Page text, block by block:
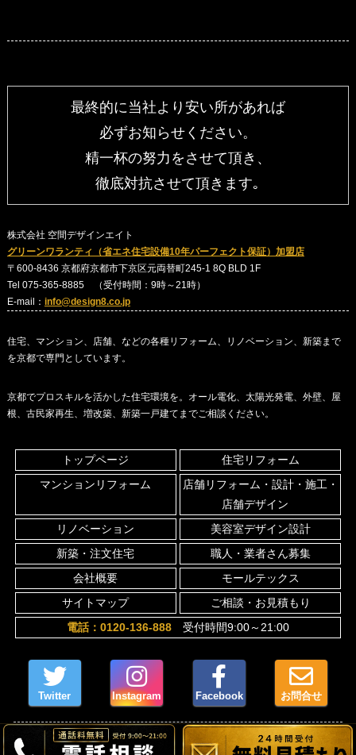
最終的に当社より安い所があれば
必ずお知らせください。
精一杯の努力をさせて頂き、
徹底対抗させて頂きます｡
株式会社 空間デザインエイト
グリーンワランティ（省エネ住宅設備10年パーフェクト保証）加盟店
〒600-8436 京都府京都市下京区元両替町245-1 8Q BLD 1F
Tel 075-365-8885 （受付時間：9時～21時）
E-mail： info@design8.co.jp
住宅、マンション、店舗、などの各種リフォーム、リノベーション、新築まで
を京都で専門としています。
京都でプロスキルを活かした住宅環境を。オール電化、太陽光発電、外壁、屋
根、古民家再生、増改築、新築一戸建てまでご相談ください。
トップページ
住宅リフォーム
マンションリフォーム
店舗リフォーム・設計・施工・
店舗デザイン
リノベーション
美容室デザイン設計
新築・注文住宅
職人・業者さん募集
会社概要
モールテックス
サイトマップ
ご相談・お見積もり
電話：0120-136-888受付時間9:00～21:00
Twitter Instagram Facebook お問合せ
© 京都 リフォーム Renove Network All Rights Reserved.
お気軽に無料相談してください
メールでのお問い合わせ